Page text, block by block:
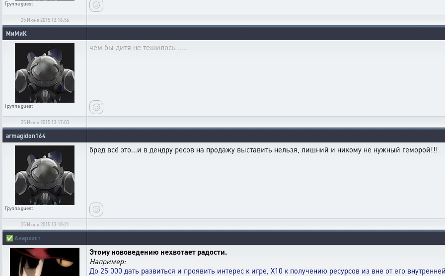
Группаguest
25 Июня 2015 13:16:56
МиМиК
Группаguest
чем бы дитя не тешилось .....
25 Июня 2015 13:17:03
armagidon164
Группаguest
бред всё это...и в дендру ресов на продажу выставить нельзя, лишний и никому не нужный геморой!!!
25 Июня 2015 13:18:21
✅ Анархист
Этому нововедению нехвотает радости.
Например:
До 25 000 дать развиться и проявить интерес к игре, Х10 к получению ресурсов из вне от его